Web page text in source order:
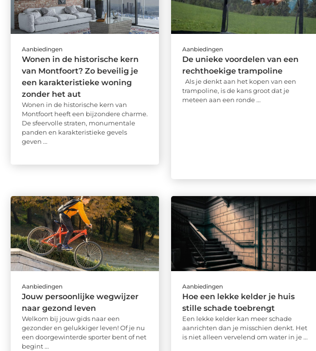
Aanbiedingen
Wonen in de historische kern
van Montfoort? Zo beveilig je
een karakteristieke woning
zonder het aut
Wonen in de historische kern van
Montfoort heeft een bijzondere charme.
De sfeervolle straten, monumentale
panden en karakteristieke gevels
geven ...
Aanbiedingen
De unieke voordelen van een
rechthoekige trampoline
Als je denkt aan het kopen van een
trampoline, is de kans groot dat je
meteen aan een ronde ...
Aanbiedingen
Jouw persoonlijke wegwijzer
naar gezond leven
Welkom bij jouw gids naar een
gezonder en gelukkiger leven! Of je nu
een doorgewinterde sporter bent of net
begint ...
Aanbiedingen
Hoe een lekke kelder je huis
stille schade toebrengt
Een lekke kelder kan meer schade
aanrichten dan je misschien denkt. Het
is niet alleen vervelend om water in je ...